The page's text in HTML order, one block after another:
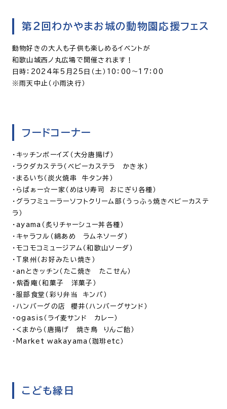
第２回わかやまお城の動物園応援フェス
動物好きの大人も子供も楽しめるイベントが
和歌山城西ノ丸広場で開催されます！
日時：2024年5月25日（土）10：00～17：00
※雨天中止（小雨決行）
フードコーナー
・キッチンボーイズ（大分唐揚げ）
・ラクダカステラ（ベビーカステラ かき氷）
・まるいち（炭火焼串 牛タン丼）
・らばぁー☆一家（めはり寿司 おにぎり各種）
・グラフミューラーソフトクリーム部（うっふぅ焼きベビーカステ
ラ）
・ayama（炙りチャーシュー丼各種）
・キャラフル（綿あめ ラムネソーダ）
・モコモコミュージアム（和歌山ソーダ）
・T泉州（お好みたい焼き）
・anときッチン（たこ焼き たこせん）
・紫香庵（和菓子 洋菓子）
・服部食堂（彩り弁当 キンパ）
・ハンバーグの店 櫻井（ハンバーグサンド）
・ogasis（ライ麦サンド カレー）
・くまから（唐揚げ 焼き鳥 りんご飴）
・Market wakayama（珈琲etc）
こども縁日